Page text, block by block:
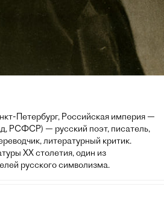
Петербург, Российская империя —
РСФСР) — русский поэт, писатель,
литературный критик.
XX столетия, один из
русского символизма.